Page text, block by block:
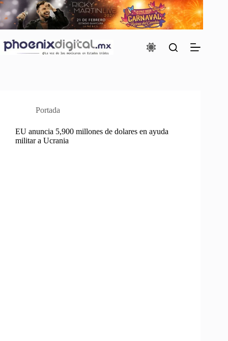
Saltar
al
contenido
Portada
EU anuncia 5,900 millones de dolares en ayuda
militar a Ucrania